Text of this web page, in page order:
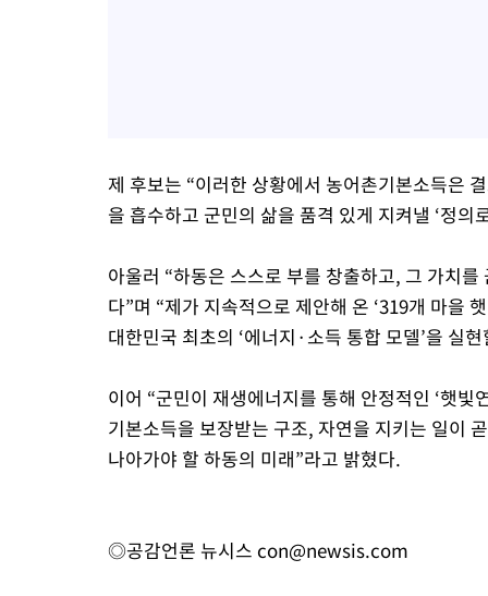
제 후보는 “이러한 상황에서 농어촌기본소득은
을 흡수하고 군민의 삶을 품격 있게 지켜낼 ‘정
아울러 “하동은 스스로 부를 창출하고, 그 가치
다”며 “제가 지속적으로 제안해 온 ‘319개 마을
대한민국 최초의 ‘에너지·소득 통합 모델’을 실
이어 “군민이 재생에너지를 통해 안정적인 ‘햇
기본소득을 보장받는 구조, 자연을 지키는 일이
나아가야 할 하동의 미래”라고 밝혔다.
◎공감언론 뉴시스 con@newsis.com